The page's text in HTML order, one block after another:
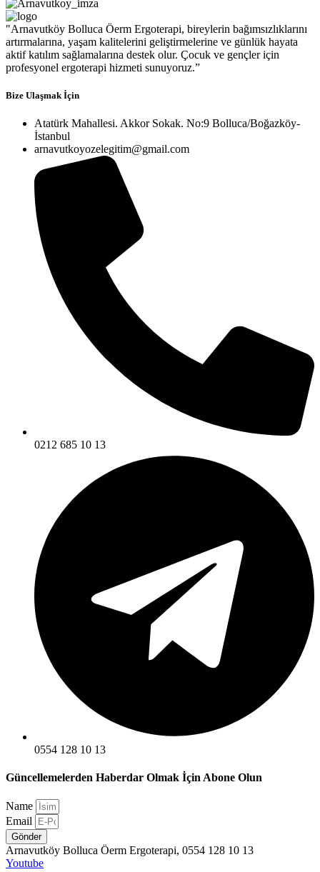
"Arnavutköy Bolluca Öerm Ergoterapi, bireylerin bağımsızlıklarını
artırmalarına, yaşam kalitelerini geliştirmelerine ve günlük hayata
aktif katılım sağlamalarına destek olur. Çocuk ve gençler için
profesyonel ergoterapi hizmeti sunuyoruz.”
Bize Ulaşmak İçin
Atatürk Mahallesi. Akkor Sokak. No:9 Bolluca/Boğazköy-
İstanbul
arnavutkoyozelegitim@gmail.com
0212 685 10 13
0554 128 10 13
Güncellemelerden Haberdar Olmak İçin Abone Olun
Name
Email
Gönder
Arnavutköy Bolluca Öerm Ergoterapi, 0554 128 10 13
Youtube